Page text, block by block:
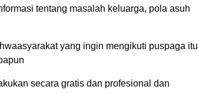
tentang masalah keluarga, pola asuh
yang ingin mengikuti puspaga itu
secara gratis dan profesional dan